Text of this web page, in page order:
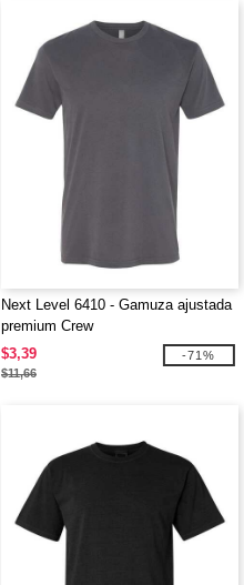
Next Level 6410 - Gamuza ajustada
premium Crew
$3,39
$11,66
-71%